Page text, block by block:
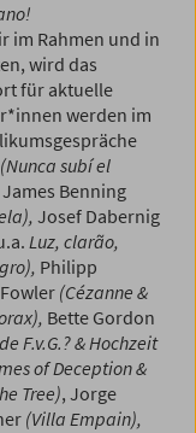
im Rahmen und in
wird das
für aktuelle
werden im
(Nunca subí el
James Benning
Josef Dabernig
Luz, clarão,
Philipp
(Cézanne &
Bette Gordon
F.v.G.? & Hochzeit
of Deception &
Tree), Jorge
(Villa Empain),